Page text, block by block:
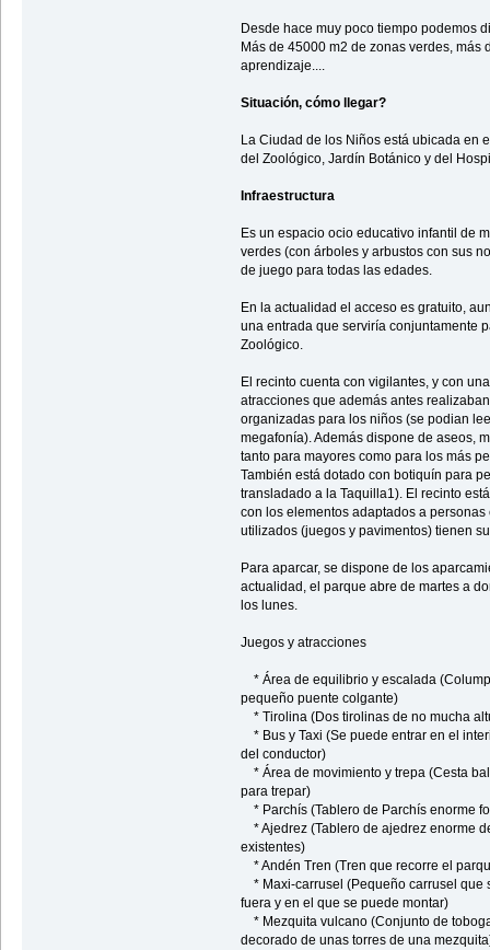
Desde hace muy poco tiempo podemos
Más de 45000 m2 de zonas verdes,
aprendizaje....
Situación, cómo llegar?
La Ciudad de los Niños está ubicada en
del Zoológico, Jardín Botánico y del
Infraestructura
Es un espacio ocio educativo infantil de
verdes (con árboles y arbustos con sus
de juego para todas las edades.
En la actualidad el acceso es gratuito,
una entrada que serviría conjuntamente
Zoológico.
El recinto cuenta con vigilantes, y con
atracciones que además antes
organizadas para los niños (se podian
megafonía). Además dispone de aseos,
tanto para mayores como para los más
También está dotado con botiquín para
transladado a la Taquilla1). El recinto
con los elementos adaptados a
utilizados (juegos y pavimentos) tienen
Para aparcar, se dispone de los
actualidad, el parque abre de martes a
los lunes.
Juegos y atracciones
* Área de equilibrio y escalada
pequeño puente colgante)
* Tirolina (Dos tirolinas de no mucha
* Bus y Taxi (Se puede entrar en el
del conductor)
* Área de movimiento y trepa (Cesta
para trepar)
* Parchís (Tablero de Parchís enorme
* Ajedrez (Tablero de ajedrez enorme
existentes)
* Andén Tren (Tren que recorre el
* Maxi-carrusel (Pequeño carrusel que
fuera y en el que se puede montar)
* Mezquita vulcano (Conjunto de
decorado de unas torres de una